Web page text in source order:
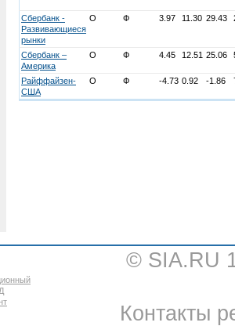
Сбербанк -
Развивающиеся
рынки
О Ф 3.97 11.30 29.43
Сбербанк –
Америка
О Ф 4.45 12.51 25.06
Райффайзен-
США
О Ф -4.73 0.92 -1.86
© SIA.RU
Контакты